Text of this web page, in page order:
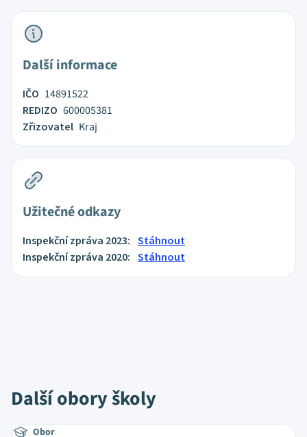
Další informace
IČO 14891522
REDIZO 600005381
Zřizovatel Kraj
Užitečné odkazy
Inspekční zpráva 2023: Stáhnout
Inspekční zpráva 2020: Stáhnout
Další obory školy
Obor